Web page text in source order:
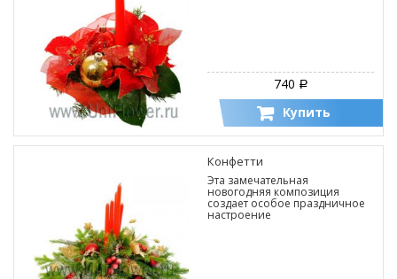
740 Р
Купить
Конфетти
Эта замечательная
новогодняя композиция
создает особое праздничное
настроение